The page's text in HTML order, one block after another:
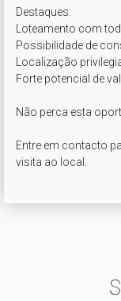
Destaques:
Loteamento com
Possibilidade de
Localização
Forte potencial de
Não perca esta
Entre em contacto
visita ao local.